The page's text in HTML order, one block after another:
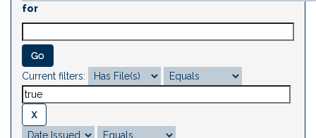
for
Current filters: